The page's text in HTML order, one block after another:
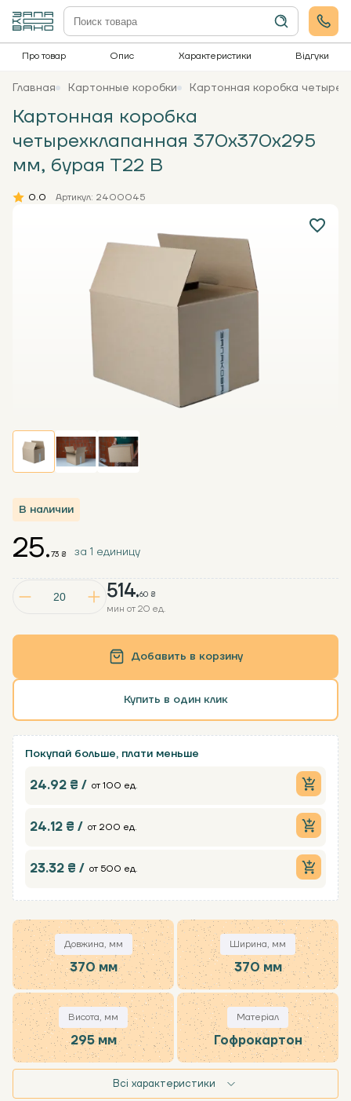
Про товар Опис Характеристики Відгуки
Главная Картонные коробки Картонная коробка
Картонная коробка
четырехклапанная 370х370х295
мм, бурая Т22 В
0.0 Артикул: 2400045
В наличии
514.60 ₴
мин от 20 ед.
25.73 ₴ за 1 единицу
Добавить в корзину
Купить в один клик
Покупай больше, плати меньше
24.92 ₴ / от 100 ед.
24.12 ₴ / от 200 ед.
23.32 ₴ / от 500 ед.
Довжина, мм
370 мм
Ширина, мм
370 мм
Висота, мм
295 мм
Матеріал
Гофрокартон
Всі характеристики